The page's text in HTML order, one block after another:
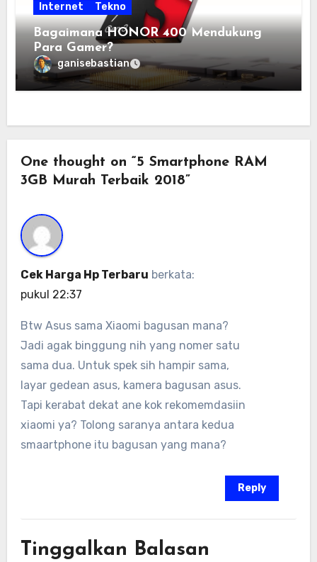
Internet Tekno
Bagaimana HONOR 400 Mendukung
Para Gamer?
ganisebastian
One thought on “5 Smartphone RAM
3GB Murah Terbaik 2018”
Cek Harga Hp Terbaru berkata:
pukul 22:37
Btw Asus sama Xiaomi bagusan mana?
Jadi agak binggung nih yang nomer satu
sama dua. Untuk spek sih hampir sama,
layar gedean asus, kamera bagusan asus.
Tapi kerabat dekat ane kok rekomemdasiin
xiaomi ya? Tolong saranya antara kedua
smaartphone itu bagusan yang mana?
Reply
Tinggalkan Balasan